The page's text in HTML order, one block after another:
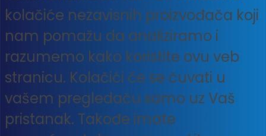
kolačiće nezavisnih proizvođača koji
nam pomažu da analiziramo i
razumemo kako koristite ovu veb
stranicu. Kolačići će se čuvati u
vašem pregledaču samo uz Vaš
pristanak. Takođe imate